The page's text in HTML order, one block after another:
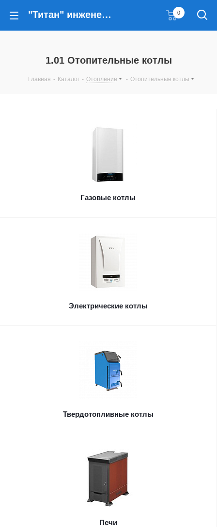
"Титан" инженерные решения 0
1.01 Отопительные котлы
Главная - Каталог - Отопление - Отопительные котлы
Газовые котлы
Электрические котлы
Твердотопливные котлы
Печи